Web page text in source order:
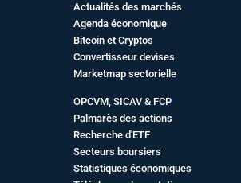
Actualités des marchés
Agenda économique
Bitcoin et Cryptos
Convertisseur devises
Marketmap sectorielle
OPCVM, SICAV & FCP
Palmarès des actions
Recherche d'ETF
Secteurs boursiers
Statistiques économiques